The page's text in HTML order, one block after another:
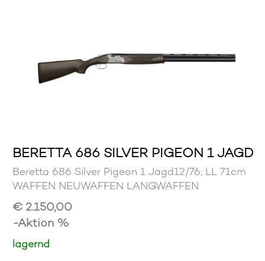
BERETTA 686 SILVER PIGEON 1 JAGD
Beretta 686 Silver Pigeon 1 Jagd12/76; LL 71cm
WAFFEN NEUWAFFEN LANGWAFFEN
€ 2.150,00
-Aktion %
lagernd